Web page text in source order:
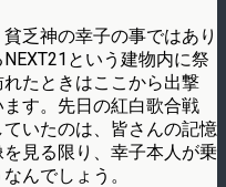
乏神の幸子の事ではあり
という建物内に祭
たときはここから出撃
す。先日の紅白歌合戦
いたのは、皆さんの記憶
見る限り、幸子本人が乗
んでしょう。